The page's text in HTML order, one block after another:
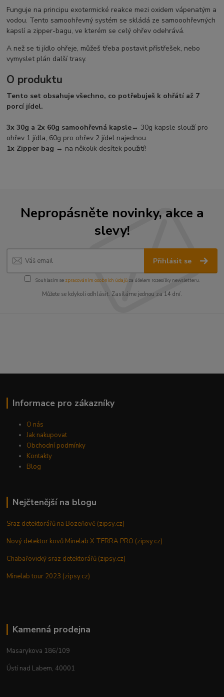
Funguje na principu exotermické reakce mezi oxidem vápenatým a
vodou. Tento samoohřevný systém se skládá ze samooohřevných
kapslí a zipper-bagu, ve kterém se celý ohřev odehrává.
A než se ti jídlo ohřeje, můžeš třeba postavit přístřešek, nebo
vymyslet plán další trasy.
O produktu
Tento set obsahuje všechno, co potřebuješ k ohřátí až 7
porcí jídel.
3x 30g a 2x 60g samoohřevná kapsle→ 30g kapsle slouží pro
ohřev 1 jídla, 60g pro ohřev 2 jídel najednou.
1x Zipper bag → na několik desítek použití!
Nepropásněte novinky, akce a
slevy!
Přihlásit se
Souhlasím se zpracováním osobních údajůza účelem rozesílky newsletteru.
Můžete se kdykoli odhlásit. Zasíláme jednou za 14 dní.
Informace pro zákazníky
O nás
Jak nakupovat
Obchodní podmínky
Kontakty
Blog
Nejčtenější na blogu
Sraz detektorářů na Bozeňově (zipsy.cz)
Nový detektor kovů Minelab X TERRA PRO (zipsy.cz)
Chabařovický sraz detektorářů (zipsy.cz)
Minelab tour 2023 (zipsy.cz)
Kamenná prodejna
Masarykova 186/109
Ústí nad Labem, 40001